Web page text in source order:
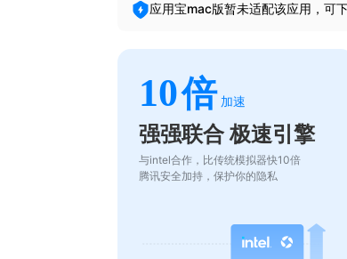
应用宝mac版暂未适配该应用，可
10倍 加速
强强联合 极速引擎
与intel合作，比传统模拟器快10倍
腾讯安全加持，保护你的隐私